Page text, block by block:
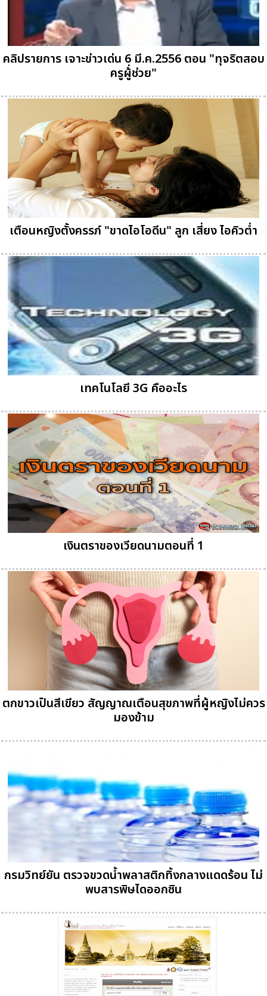
คลิปรายการ เจาะข่าวเด่น 6 มี.ค.2556 ตอน "ทุจริตสอบ
ครูผู้่ช่วย"
เตือนหญิงตั้งครรภ์ "ขาดไอโอดีน" ลูก เสี่ยง ไอคิวต่ำ
เทคโนโลยี 3G คืออะไร
เงินตราของเวียดนามตอนที่ 1
ตกขาวเป็นสีเขียว สัญญาณเตือนสุขภาพที่ผู้หญิงไม่ควร
มองข้าม
กรมวิทย์ยัน ตรวจขวดน้ำพลาสติกทิ้งกลางแดดร้อน ไม่
พบสารพิษไดออกซิน